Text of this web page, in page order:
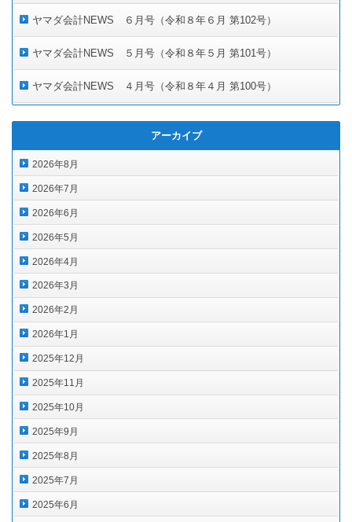
ヤマダ会計NEWS ６月号（令和８年６月 第102号）
ヤマダ会計NEWS ５月号（令和８年５月 第101号）
ヤマダ会計NEWS ４月号（令和８年４月 第100号）
アーカイブ
2026年8月
2026年7月
2026年6月
2026年5月
2026年4月
2026年3月
2026年2月
2026年1月
2025年12月
2025年11月
2025年10月
2025年9月
2025年8月
2025年7月
2025年6月